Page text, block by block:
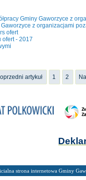
Gminy Gaworzyce z
z organizacjami
ofert
ofert - 2017
artykuł 1 2
strona internetowa Gminy